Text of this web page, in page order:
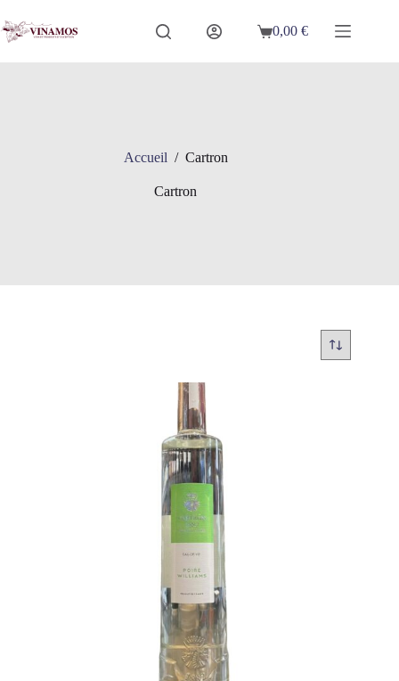
au
contenu
Panier
0,00€
Accueil / Cartron
Cartron